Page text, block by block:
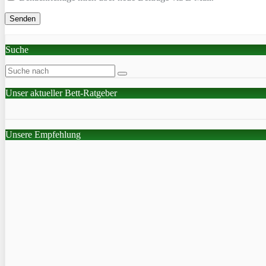
Suche
Unser aktueller Bett-Ratgeber
Unsere Empfehlung